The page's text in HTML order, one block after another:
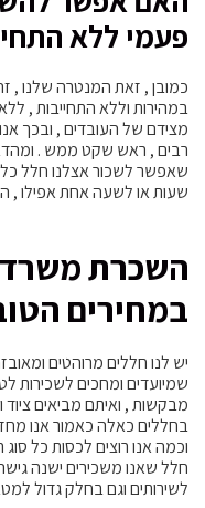
פעמי ללא
כמובן , זאת המנטרה שלנו ,
במהירות וללא התחייבות , ללא
מצידם של העובדים , ובכך
רבים , ראש שקט ממש .
שאפשר לשכור אצלנו חלל
שעות או לשעה אחת אפילו ,
השכרת
במחירים
יש לנו חללים מרוהטים
שמיועדים ומחכים לשכירות
מבקשות , ואיתם מביאים ציוד
בחללים כאלה כאמור אנו
וכמה אנו רוצים לכסות כל
חלל שאנו משכירים ישנה
לשירותים וגם בחלק גדול